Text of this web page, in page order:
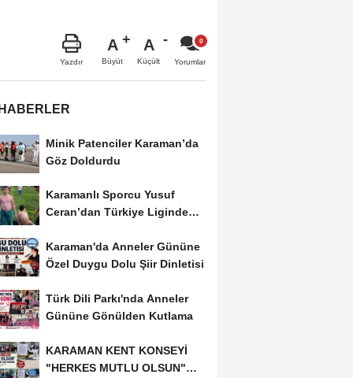
Yazdır
A
Büyüt
A
Küçült Yorumlar
Minik Patenciler Karaman’da
Göz Doldurdu
Karamanlı Sporcu Yusuf
Ceran’dan Türkiye Liginde
Karaman'da Anneler Gününe
Özel Duygu Dolu Şiir Dinletisi
Türk Dili Parkı'nda Anneler
Gününe Gönülden Kutlama
KARAMAN KENT KONSEYİ
"HERKES MUTLU OLSUN"